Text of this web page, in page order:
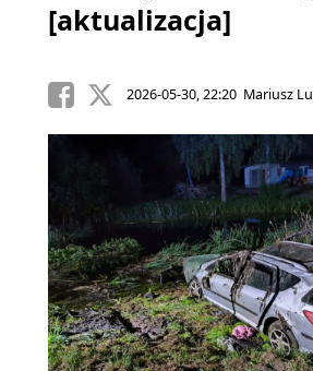
[aktualizacja]
2026-05-30, 22:20 Mariusz